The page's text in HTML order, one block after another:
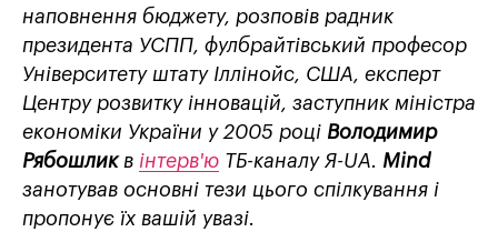
наповнення бюджету, розповів радник
президента УСПП, фулбрайтівський професор
Університету штату Іллінойс, США, експерт
Центру розвитку інновацій, заступник міністра
економіки України у 2005 році Володимир
Рябошликв інтерв'ю ТБ-каналу Я-UA. Mind
занотував основні тези цього спілкування і
пропонує їх вашій увазі.